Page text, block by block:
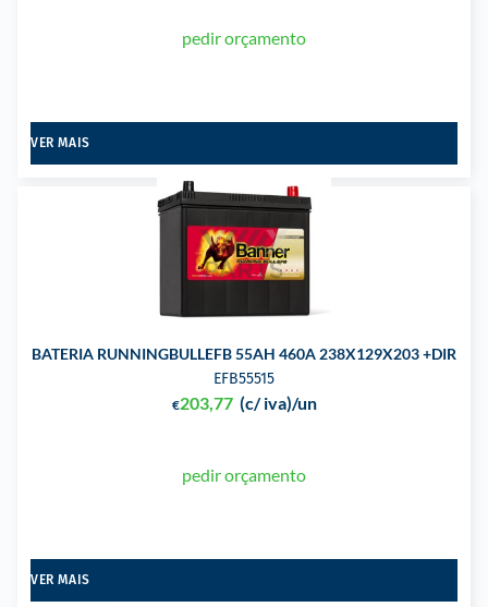
pedir orçamento
VER MAIS
BATERIA RUNNINGBULLEFB 55AH 460A 238X129X203 +DIR
EFB55515
€203,77 (c/ iva)/un
pedir orçamento
VER MAIS